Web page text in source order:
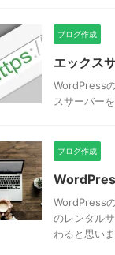
ブログ作成
エックス
WordPress
スサーバー
ブログ作成
WordPress
のレンタル
わると思い